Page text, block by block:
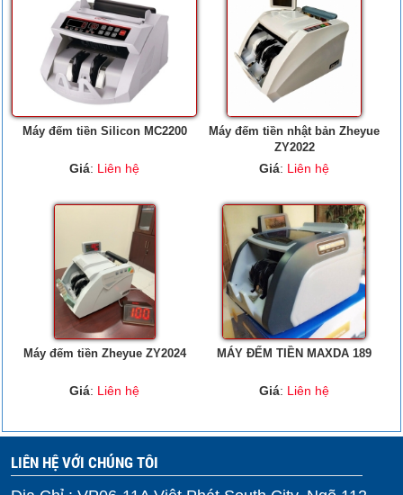
Máy đếm tiền Silicon MC2200
Giá: Liên hệ
Máy đếm tiền nhật bản Zheyue
ZY2022
Giá: Liên hệ
Máy đếm tiền Zheyue ZY2024
Giá: Liên hệ
MÁY ĐẾM TIỀN MAXDA 189
Giá: Liên hệ
LIÊN HỆ VỚI CHÚNG TÔI